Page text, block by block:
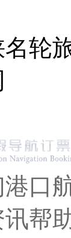
轮
港口
讯帮